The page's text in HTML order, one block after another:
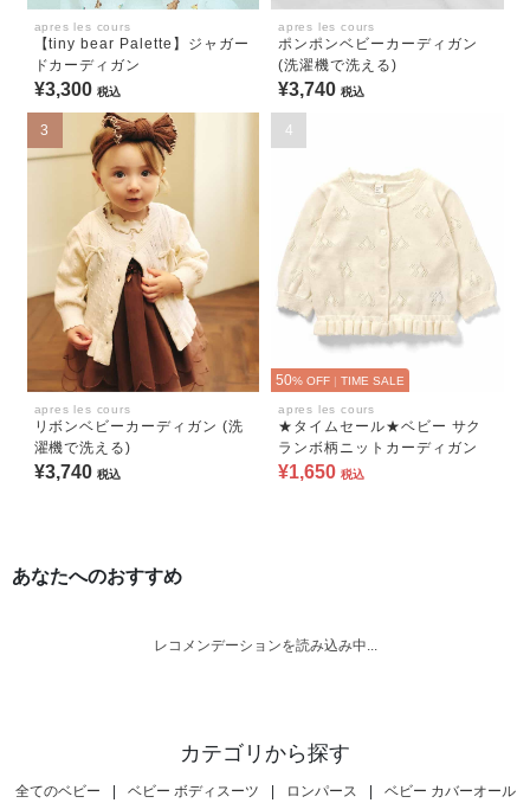
apres les cours
【tiny bear Palette】ジャガー
ドカーディガン
¥3,300 税込
apres les cours
ポンポンベビーカーディガン
(洗濯機で洗える)
¥3,740 税込
3
apres les cours
リボンベビーカーディガン (洗
濯機で洗える)
¥3,740 税込
4
50% OFF | TIME SALE
apres les cours
★タイムセール★ベビー サク
ランボ柄ニットカーディガン
¥1,650 税込
あなたへのおすすめ
レコメンデーションを読み込み中...
カテゴリから探す
全てのベビー | ベビー ボディスーツ | ロンパース | ベビー カバーオール